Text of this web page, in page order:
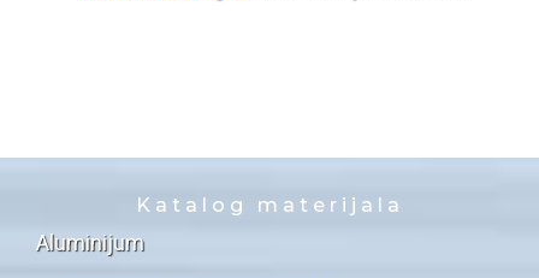
Katalog materijala
Aluminijum